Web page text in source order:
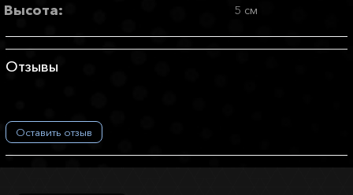
Высота: 5 см
Отзывы
Оставить отзыв